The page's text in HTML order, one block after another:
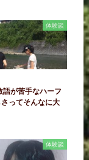
体験談
語が苦手なハーフ
ってそんなに大
体験談